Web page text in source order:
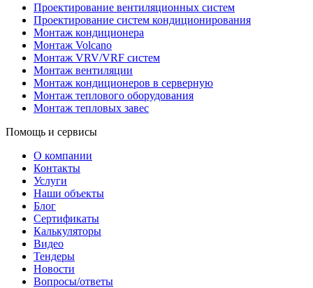
Проектирование вентиляционных систем
Проектирование систем кондиционирования
Монтаж кондиционера
Монтаж Volcano
Монтаж VRV/VRF систем
Монтаж вентиляции
Монтаж кондиционеров в серверную
Монтаж теплового оборудования
Монтаж тепловых завес
Помощь и сервисы
О компании
Контакты
Услуги
Наши объекты
Блог
Сертификаты
Калькуляторы
Видео
Тендеры
Новости
Вопросы/ответы